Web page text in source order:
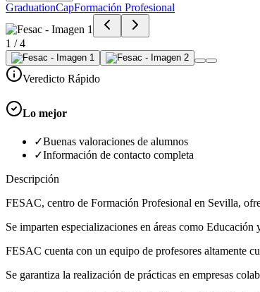
GraduationCapFormación Profesional
1 /4
Veredicto Rápido
Lo mejor
✓Buenas valoraciones de alumnos
✓Información de contacto completa
Descripción
FESAC, centro de Formación Profesional en Sevilla,
Se imparten especializaciones en áreas como
FESAC cuenta con un equipo de profesores altamente
Se garantiza la realización de prácticas en empresas